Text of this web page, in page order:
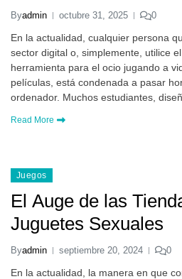
Byadmin octubre 31, 2025 0
En la actualidad, cualquier persona
sector digital o, simplemente, utilice
herramienta para el ocio jugando a
películas, está condenada a pasar
ordenador. Muchos estudiantes,
Read More
Juegos
El Auge de las
Juguetes Sexuales
Byadmin septiembre 20, 2024 0
En la actualidad, la manera en que